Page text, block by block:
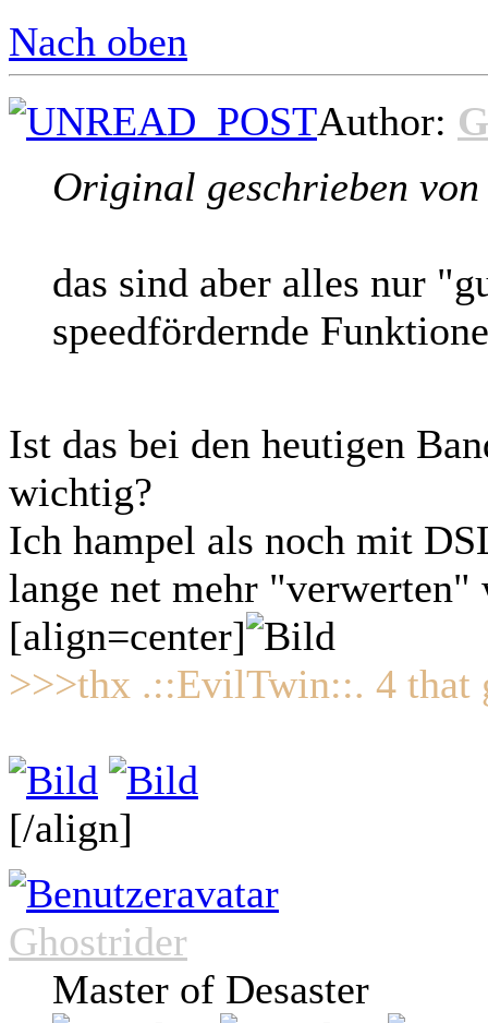
Nach oben
Author:
Original geschrieben
das sind aber alles nur
speedfördernde
Ist das bei den heutigen
wichtig?
Ich hampel als noch mit
lange net mehr "verwerten"
[align=center]
>>>thx .::EvilTwin::. 4 that
[/align]
Ghostrider
Master of Desaster